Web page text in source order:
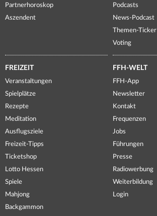
Partnerhoroskop
Aszendent
Podcasts
News-Podcast
Themen-Ticker
Voting
FREIZEIT
Veranstaltungen
Spielplätze
Rezepte
Meditation
Ausflugsziele
Freizeit-Tipps
Ticketshop
Lotto Hessen
Spiele
Mahjong
Backgammon
FFH-WELT
FFH-App
Newsletter
Kontakt
Frequenzen
Jobs
Führungen
Presse
Radiowerbung
Weiterbildung
Login